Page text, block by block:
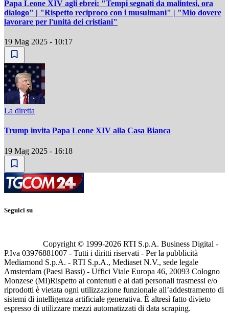
Papa Leone XIV agli ebrei: "Tempi segnati da malintesi, ora
dialogo" | "Rispetto reciproco con i musulmani" | "Mio dovere
lavorare per l'unità dei cristiani"
19 Mag 2025 - 10:17
La diretta
Trump invita Papa Leone XIV alla Casa Bianca
19 Mag 2025 - 16:18
Seguici su
Copyright © 1999-2026 RTI S.p.A. Business Digital -
P.Iva 03976881007 - Tutti i diritti riservati - Per la pubblicità
Mediamond S.p.A. - RTI S.p.A., Mediaset N.V., sede legale
Amsterdam (Paesi Bassi) - Uffici Viale Europa 46, 20093 Cologno
Monzese (MI)Rispetto ai contenuti e ai dati personali trasmessi e/o
riprodotti è vietata ogni utilizzazione funzionale all’addestramento di
sistemi di intelligenza artificiale generativa. È altresì fatto divieto
espresso di utilizzare mezzi automatizzati di data scraping.